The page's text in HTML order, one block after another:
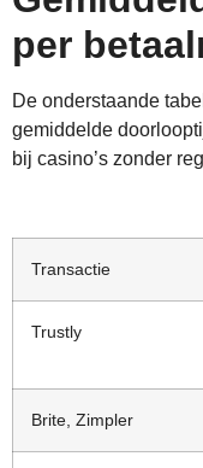
per
De onderstaande
gemiddelde
bij casino’s zonder
Transactie
Trustly
Brite, Zimpler